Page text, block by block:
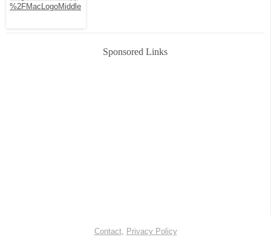
Sponsored Links
Contact, Privacy Policy